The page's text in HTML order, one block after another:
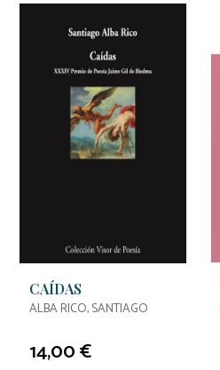
CAÍDAS
ALBA RICO, SANTIAGO
14,00 €